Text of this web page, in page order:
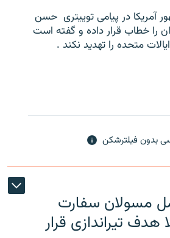
آمریکا در پیامی توییتری ‌ حسن
را خطاب قرار داده و گفته است
متحده را تهدید نکند .
بدون فیلترشکن
مسولان سفارت
هدف تیراندازی قرار